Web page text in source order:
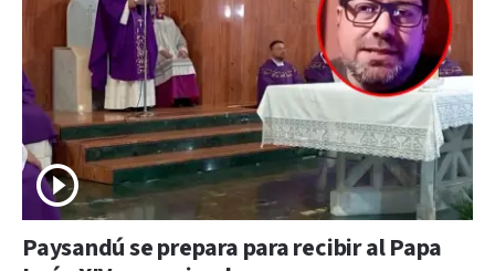
Paysandú se prepara para recibir al Papa